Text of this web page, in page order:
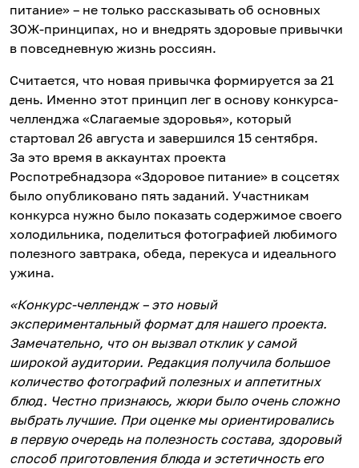
питание» – не только рассказывать об основных
ЗОЖ-принципах, но и внедрять здоровые привычки
в повседневную жизнь россиян.
Считается, что новая привычка формируется за 21
день. Именно этот принцип лег в основу конкурса-
челленджа «Слагаемые здоровья», который
стартовал 26 августа и завершился 15 сентября.
За это время в аккаунтах проекта
Роспотребнадзора «Здоровое питание» в соцсетях
было опубликовано пять заданий. Участникам
конкурса нужно было показать содержимое своего
холодильника, поделиться фотографией любимого
полезного завтрака, обеда, перекуса и идеального
ужина.
«Конкурс-челлендж – это новый
экспериментальный формат для нашего проекта.
Замечательно, что он вызвал отклик у самой
широкой аудитории. Редакция получила большое
количество фотографий полезных и аппетитных
блюд. Честно признаюсь, жюри было очень сложно
выбрать лучшие. При оценке мы ориентировались
в первую очередь на полезность состава, здоровый
способ приготовления блюда и эстетичность его